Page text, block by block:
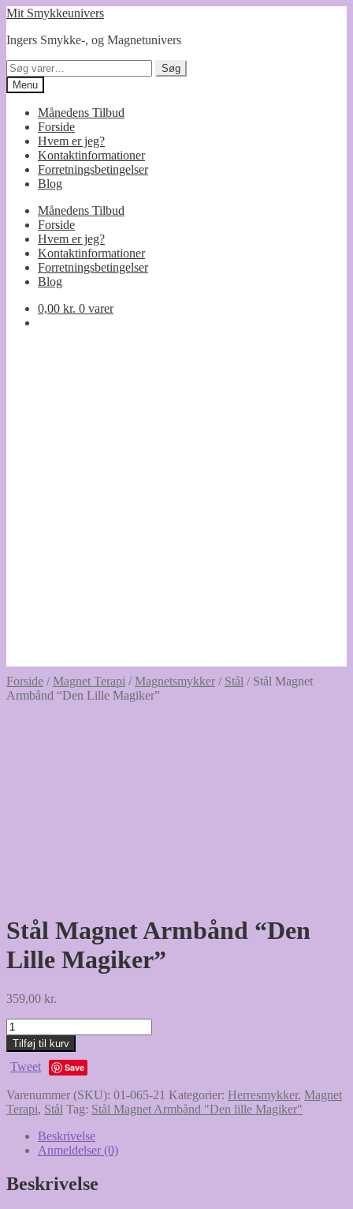
Spring
navigation
Spring
indhold
Mit Smykkeunivers
Ingers Smykke-, og Magnetunivers
Søg
efter:
Søg
Menu
Månedens Tilbud
Forside
Hvem er jeg?
Kontaktinformationer
Forretningsbetingelser
Blog
Månedens Tilbud
Forside
Hvem er jeg?
Kontaktinformationer
Forretningsbetingelser
Blog
0,00 kr. 0 varer
Forside /Magnet Terapi /Magnetsmykker / Stål / Stål Magnet
Armbånd “Den Lille Magiker”
Stål Magnet Armbånd “Den
Lille Magiker”
359,00 kr.
Stål
Magnet
Armbånd
"Den
Magiker"
antal
Tilføj til kurv
Tweet Save
Varenummer (SKU): 01-065-21 Kategorier: Herresmykker, Magnet
Terapi, Stål Tag: Stål Magnet Armbånd "Den lille Magiker"
Beskrivelse
Anmeldelser (0)
Beskrivelse